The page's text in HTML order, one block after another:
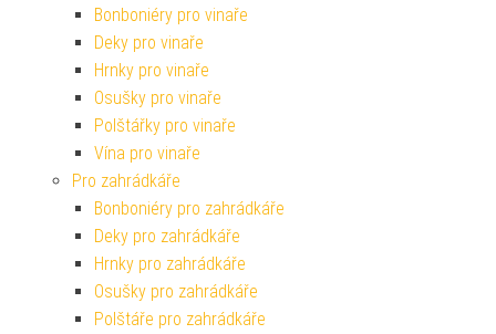
Bonboniéry pro vinaře
Deky pro vinaře
Hrnky pro vinaře
Osušky pro vinaře
Polštářky pro vinaře
Vína pro vinaře
Pro zahrádkáře
Bonboniéry pro zahrádkáře
Deky pro zahrádkáře
Hrnky pro zahrádkáře
Osušky pro zahrádkáře
Polštáře pro zahrádkáře